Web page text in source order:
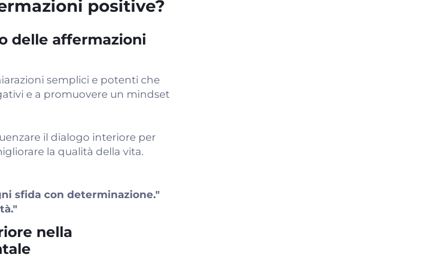
positive?
delle affermazioni
semplici e potenti che
e a promuovere un mindset
il dialogo interiore per
la qualità della vita.
sfida con determinazione."
nella